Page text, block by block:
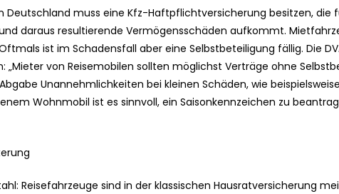
Deutschland muss eine Kfz-Haftpflichtversicherung besitzen, die
daraus resultierende Vermögensschäden aufkommt.
ist im Schadensfall aber eine Selbstbeteiligung fällig. Die
von Reisemobilen sollten möglichst Verträge ohne
Unannehmlichkeiten bei kleinen Schäden, wie
Wohnmobil ist es sinnvoll, ein Saisonkennzeichen zu
Reisefahrzeuge sind in der klassischen Hausratversicherung